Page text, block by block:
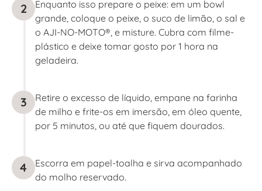
2
Enquanto isso prepare o peixe: em um bowl
grande, coloque o peixe, o suco de limão, o sal e
o AJI-NO-MOTO®, e misture. Cubra com filme-
plástico e deixe tomar gosto por 1 hora na
geladeira.
3
Retire o excesso de líquido, empane na farinha
de milho e frite-os em imersão, em óleo quente,
por 5 minutos, ou até que fiquem dourados.
4
Escorra em papel-toalha e sirva acompanhado
do molho reservado.